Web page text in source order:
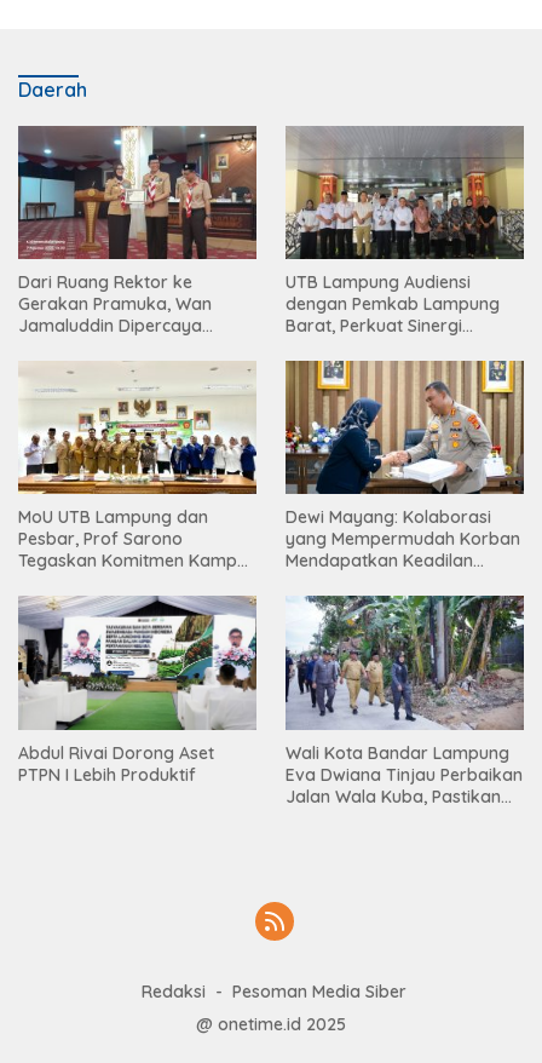
Daerah
Dari Ruang Rektor ke
Gerakan Pramuka, Wan
Jamaluddin Dipercaya
UTB Lampung Audiensi
dengan Pemkab Lampung
Barat, Perkuat Sinergi
Tinggi
MoU UTB Lampung dan
Pesbar, Prof Sarono
Tegaskan Komitmen Kampus
Masyarakat
Dewi Mayang: Kolaborasi
yang Mempermudah Korban
Mendapatkan Keadilan
Abdul Rivai Dorong Aset
PTPN I Lebih Produktif
Wali Kota Bandar Lampung
Eva Dwiana Tinjau Perbaikan
Jalan Wala Kuba, Pastikan
Redaksi
Pesoman Media Siber
@ onetime.id 2025